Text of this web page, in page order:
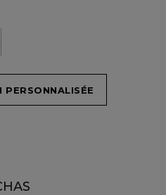
PERSONNALISÉE